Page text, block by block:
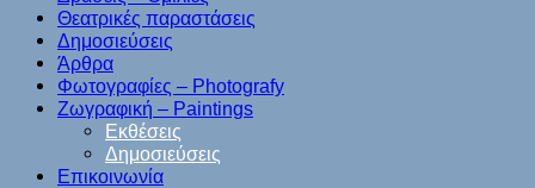
Θεατρικές παραστάσεις
Δημοσιεύσεις
Άρθρα
Φωτογραφίες – Photografy
Ζωγραφική – Paintings
Εκθέσεις
Δημοσιεύσεις
Επικοινωνία